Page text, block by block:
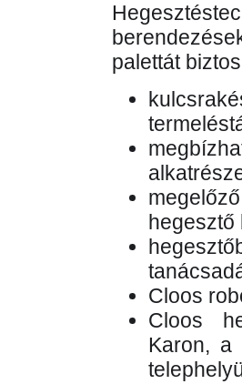
palettát
hegesztő
Cloos
Cloos
Karon, a